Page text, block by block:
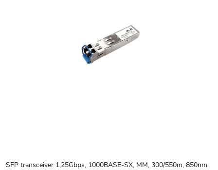
SFP transceiver 1,25Gbps, 1000BASE-SX, MM, 300/550m, 850nm